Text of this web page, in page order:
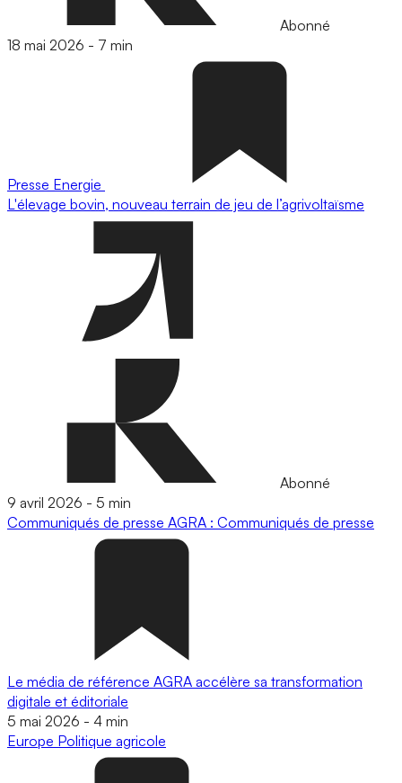
Abonné
18 mai 2026 - 7 min
Presse Energie
L'élevage bovin, nouveau terrain de jeu de l’agrivoltaïsme
Abonné
9 avril 2026 - 5 min
Communiqués de presse AGRA : Communiqués de presse
Le média de référence AGRA accélère sa transformation
digitale et éditoriale
5 mai 2026 - 4 min
Europe Politique agricole